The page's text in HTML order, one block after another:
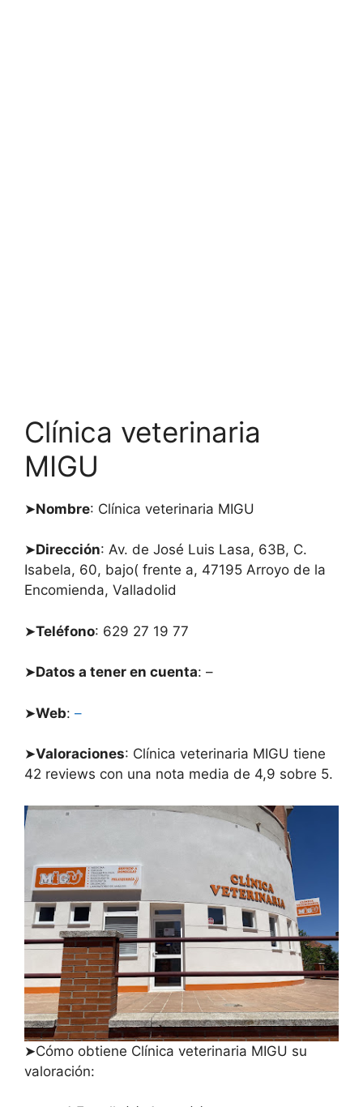
Clínica veterinaria
MIGU
➤Nombre: Clínica veterinaria MIGU
➤Dirección: Av. de José Luis Lasa, 63B, C.
Isabela, 60, bajo( frente a, 47195 Arroyo de la
Encomienda, Valladolid
➤Teléfono: 629 27 19 77
➤Datos a tener en cuenta: –
➤Web: –
➤Valoraciones: Clínica veterinaria MIGU tiene
42 reviews con una nota media de 4,9 sobre 5.
➤Cómo obtiene Clínica veterinaria MIGU su
valoración: